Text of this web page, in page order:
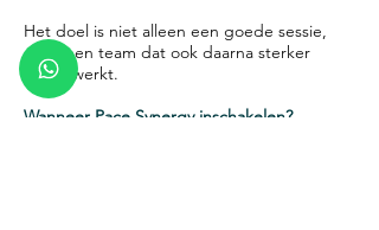
Het doel is niet alleen een goede sessie,
maar een team dat ook daarna sterker
samenwerkt.
Wanneer Pace Synergy inschakelen?